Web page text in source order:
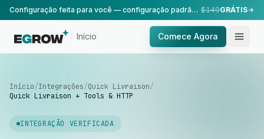
Configuração feita para você — configuração padrão, realizada pela nossa equipe. $149GRÁTIS
Início Comece Agora
Início/Integrações/Quick Livraison/
Quick Livraison + Tools & HTTP
INTEGRAÇÃO VERIFICADA